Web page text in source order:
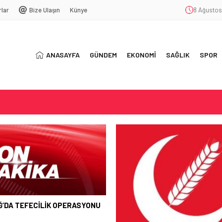
Bize Ulaşın Künye 8
ANASAYFA GÜNDEM EKONOMİ SAĞLIK SPOR
BUGÜN ÇOĞU YERDE
OLMAYACAK